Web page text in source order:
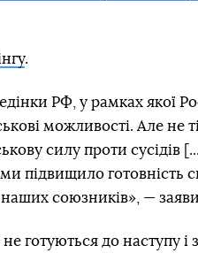
.
РФ, у рамках якої
можливості. Але не
силу проти сусідів
підвищило готовність
союзників», —
готуються до наступу